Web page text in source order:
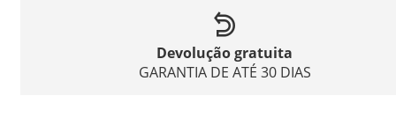
Devolução gratuita
GARANTIA DE ATÉ 30 DIAS